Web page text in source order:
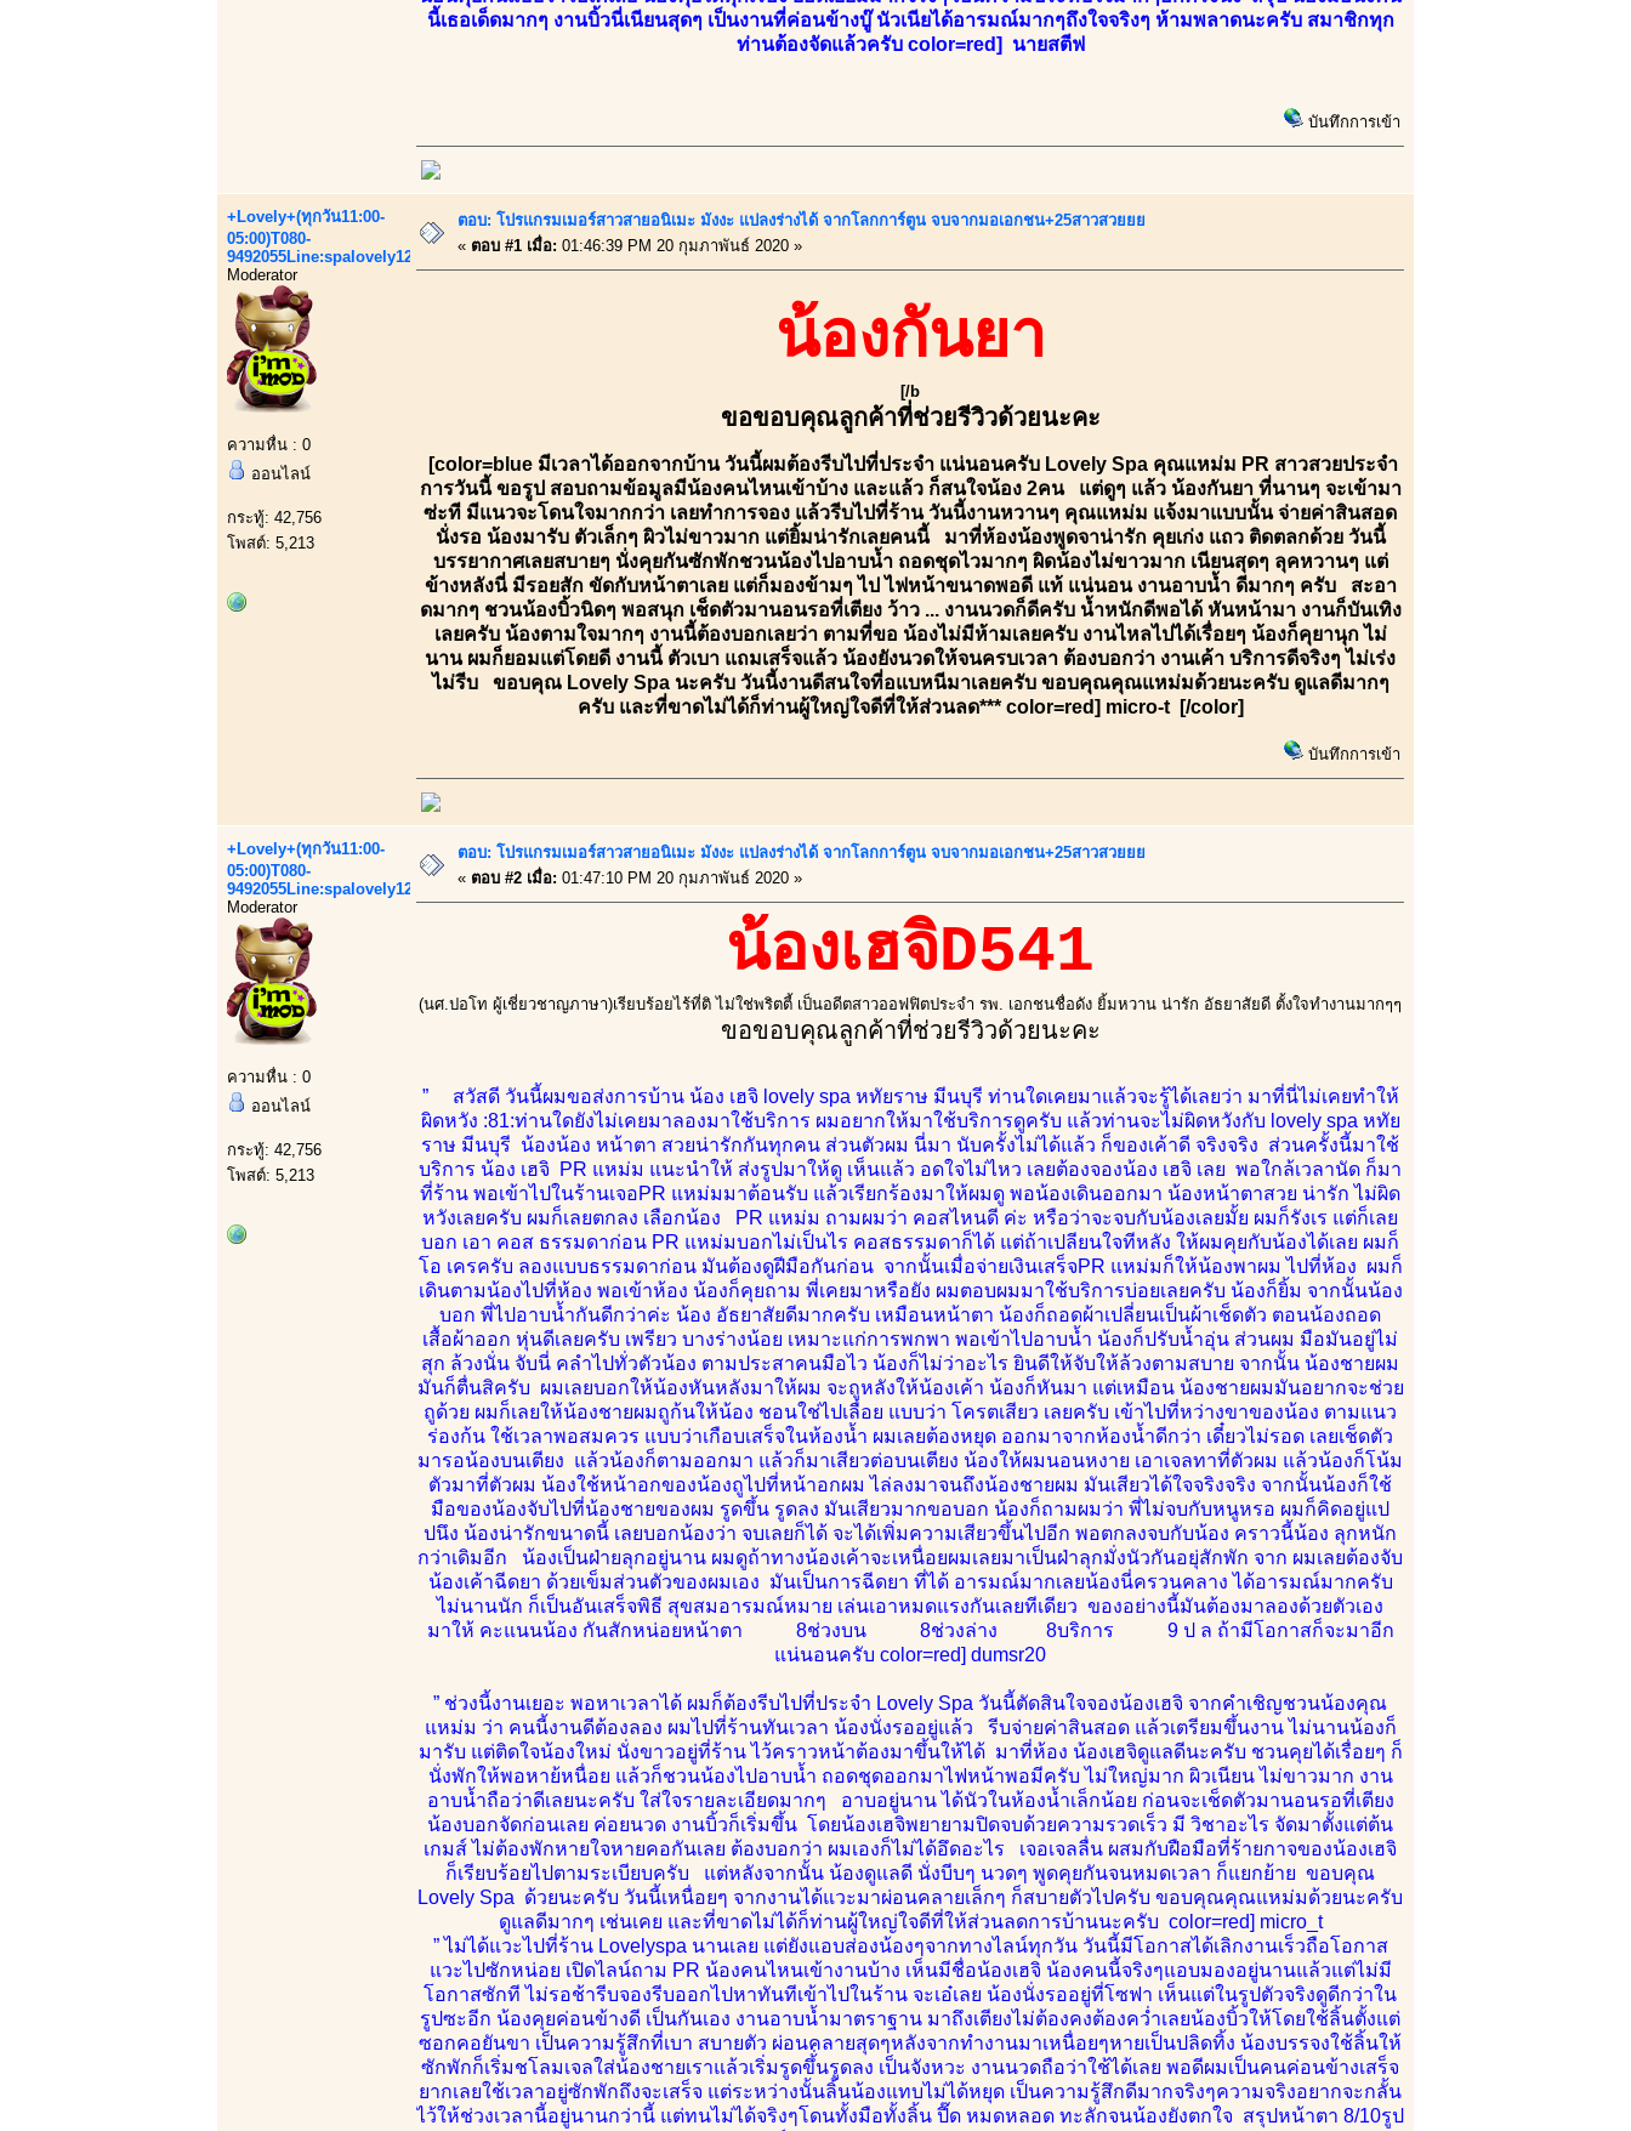
นี้เธอเด็ดมากๆ งานบิ้วนี่เนียนสุดๆ เป็นงานที่ค่อนข้างบู๊ นัวเนียได้อารมณ์มากๆถึงใจจริงๆ ห้ามพลาดนะครับ สมาชิกทุก
ท่านต้องจัดแล้วครับ color=red] นายสตีฟ
บันทึกการเข้า
+Lovely+(ทุกวัน11:00-
05:00)T080-
9492055Line:spalovely123
Moderator
ความหื่น : 0
ออนไลน์
กระทู้: 42,756
โพสต์: 5,213
ตอบ: โปรแกรมเมอร์สาวสายอนิเมะ มังงะ แปลงร่างได้ จากโลกการ์ตูน จบจากมอเอกชน+25สาวสวยยย
« ตอบ #1 เมื่อ: 01:46:39 PM 20 กุมภาพันธ์ 2020 »
น้องกันยา
[/b
ขอขอบคุณลูกค้าที่ช่วยรีวิวด้วยนะคะ
[color=blue มีเวลาได้ออกจากบ้าน วันนี้ผมต้องรีบไปที่ประจำ แน่นอนครับ Lovely Spa คุณแหม่ม PR สาวสวยประจำ
การวันนี้ ขอรูป สอบถามข้อมูลมีน้องคนไหนเข้าบ้าง และแล้ว ก็สนใจน้อง 2คน แต่ดูๆ แล้ว น้องกันยา ที่นานๆ จะเข้ามา
ซ่ะที มีแนวจะโดนใจมากกว่า เลยทำการจอง แล้วรีบไปที่ร้าน วันนี้งานหวานๆ คุณแหม่ม แจ้งมาแบบนั้น จ่ายค่าสินสอด
นั่งรอ น้องมารับ ตัวเล็กๆ ผิวไม่ขาวมาก แต่ยิ้มน่ารักเลยคนนี้ มาที่ห้องน้องพูดจาน่ารัก คุยเก่ง แถว ติดตลกด้วย วันนี้
บรรยากาศเลยสบายๆ นั่งคุยกันซักพักชวนน้องไปอาบน้ำ ถอดชุดไวมากๆ ผิดน้องไม่ขาวมาก เนียนสุดๆ ลุคหวานๆ แต่
ข้างหลังนี่ มีรอยสัก ขัดกับหน้าตาเลย แต่ก็มองข้ามๆ ไป ไฟหน้าขนาดพอดี แท้ แน่นอน งานอาบน้ำ ดีมากๆ ครับ สะอา
ดมากๆ ชวนน้องบิ้วนิดๆ พอสนุก เช็ดตัวมานอนรอที่เตียง ว้าว ... งานนวดก็ดีครับ น้ำหนักดีพอได้ หันหน้ามา งานก็บันเทิง
เลยครับ น้องตามใจมากๆ งานนี้ต้องบอกเลยว่า ตามที่ขอ น้องไม่มีห้ามเลยครับ งานไหลไปได้เรื่อยๆ น้องก็คุยานุก ไม่
นาน ผมก็ยอมแต่โดยดี งานนี้ ตัวเบา แถมเสร็จแล้ว น้องยังนวดให้จนครบเวลา ต้องบอกว่า งานเค้า บริการดีจริงๆ ไม่เร่ง
ไม่รีบ ขอบคุณ Lovely Spa นะครับ วันนี้งานดีสนใจที่อแบหนีมาเลยครับ ขอบคุณคุณแหม่มด้วยนะครับ ดูแลดีมากๆ
ครับ และที่ขาดไม่ได้ก็ท่านผู้ใหญ่ใจดีที่ให้ส่วนลด*** color=red] micro-t [/color]
บันทึกการเข้า
+Lovely+(ทุกวัน11:00-
05:00)T080-
9492055Line:spalovely123
Moderator
ความหื่น : 0
ออนไลน์
กระทู้: 42,756
โพสต์: 5,213
ตอบ: โปรแกรมเมอร์สาวสายอนิเมะ มังงะ แปลงร่างได้ จากโลกการ์ตูน จบจากมอเอกชน+25สาวสวยยย
« ตอบ #2 เมื่อ: 01:47:10 PM 20 กุมภาพันธ์ 2020 »
น้องเฮจิD541
(นศ.ปอโท ผู้เชี่ยวชาญภาษา)เรียบร้อยไร้ที่ติ ไม่ใช่พริตตี้ เป็นอดีตสาวออฟฟิตประจำ รพ. เอกชนชื่อดัง ยิ้มหวาน น่ารัก อัธยาสัยดี ตั้งใจทำงานมากๆๆ
ขอขอบคุณลูกค้าที่ช่วยรีวิวด้วยนะคะ
” สวัสดี วันนี้ผมขอส่งการบ้าน น้อง เฮจิ lovely spa หทัยราษ มีนบุรี ท่านใดเคยมาแล้วจะรู้ได้เลยว่า มาที่นี่ไม่เคยทำให้
ผิดหวัง :81:ท่านใดยังไม่เคยมาลองมาใช้บริการ ผมอยากให้มาใช้บริการดูครับ แล้วท่านจะไม่ผิดหวังกับ lovely spa หทัย
ราษ มีนบุรี น้องน้อง หน้าตา สวยน่ารักกันทุกคน ส่วนตัวผม นี่มา นับครั้งไม่ได้แล้ว ก็ของเค้าดี จริงจริง ส่วนครั้งนี้มาใช้
บริการ น้อง เฮจิ PR แหม่ม แนะนำให้ ส่งรูปมาให้ดู เห็นแล้ว อดใจไม่ไหว เลยต้องจองน้อง เฮจิ เลย พอใกล้เวลานัด ก็มา
ที่ร้าน พอเข้าไปในร้านเจอPR แหม่มมาต้อนรับ แล้วเรียกร้องมาให้ผมดู พอน้องเดินออกมา น้องหน้าตาสวย น่ารัก ไม่ผิด
หวังเลยครับ ผมก็เลยตกลง เลือกน้อง PR แหม่ม ถามผมว่า คอสไหนดี ค่ะ หรือว่าจะจบกับน้องเลยมั้ย ผมก็รังเร แต่ก็เลย
บอก เอา คอส ธรรมดาก่อน PR แหม่มบอกไม่เป็นไร คอสธรรมดาก็ได้ แต่ถ้าเปลียนใจทีหลัง ให้ผมคุยกับน้องได้เลย ผมก็
โอ เครครับ ลองแบบธรรมดาก่อน มันต้องดูฝีมือกันก่อน จากนั้นเมื่อจ่ายเงินเสร็จPR แหม่มก็ให้น้องพาผม ไปที่ห้อง ผมก็
เดินตามน้องไปที่ห้อง พอเข้าห้อง น้องก็คุยถาม พี่เคยมาหรือยัง ผมตอบผมมาใช้บริการบ่อยเลยครับ น้องก็ยิ้ม จากนั้นน้อง
บอก พี่ไปอาบน้ำกันดีกว่าค่ะ น้อง อัธยาสัยดีมากครับ เหมือนหน้าตา น้องก็ถอดผ้าเปลี่ยนเป็นผ้าเช็ดตัว ตอนน้องถอด
เสื้อผ้าออก หุ่นดีเลยครับ เพรียว บางร่างน้อย เหมาะแก่การพกพา พอเข้าไปอาบน้ำ น้องก็ปรับน้ำอุ่น ส่วนผม มือมันอยู่ไม่
สุก ล้วงนั่น จับนี่ คลำไปทั่วตัวน้อง ตามประสาคนมือไว น้องก็ไม่ว่าอะไร ยินดีให้จับให้ล้วงตามสบาย จากนั้น น้องชายผม
มันก็ตื่นสิครับ ผมเลยบอกให้น้องหันหลังมาให้ผม จะถูหลังให้น้องเค้า น้องก็หันมา แต่เหมือน น้องชายผมมันอยากจะช่วย
ถูด้วย ผมก็เลยให้น้องชายผมถูก้นให้น้อง ชอนใช่ไปเลื่อย แบบว่า โครตเสียว เลยครับ เข้าไปที่หว่างขาของน้อง ตามแนว
ร่องก้น ใช้เวลาพอสมควร แบบว่าเกือบเสร็จในห้องน้ำ ผมเลยต้องหยุด ออกมาจากห้องน้ำดีกว่า เดี๋ยวไม่รอด เลยเช็ดตัว
มารอน้องบนเตียง แล้วน้องก็ตามออกมา แล้วก็มาเสียวต่อบนเตียง น้องให้ผมนอนหงาย เอาเจลทาที่ตัวผม แล้วน้องก็โน้ม
ตัวมาที่ตัวผม น้องใช้หน้าอกของน้องถูไปที่หน้าอกผม ไล่ลงมาจนถึงน้องชายผม มันเสียวได้ใจจริงจริง จากนั้นน้องก็ใช้
มือของน้องจับไปที่น้องชายของผม รูดขึ้น รูดลง มันเสียวมากขอบอก น้องก็ถามผมว่า พี่ไม่จบกับหนูหรอ ผมก็คิดอยู่แป
ปนึง น้องน่ารักขนาดนี้ เลยบอกน้องว่า จบเลยก็ได้ จะได้เพิ่มความเสียวขึ้นไปอีก พอตกลงจบกับน้อง คราวนี้น้อง ลุกหนัก
กว่าเดิมอีก น้องเป็นฝ่ายลุกอยู่นาน ผมดูถ้าทางน้องเค้าจะเหนื่อยผมเลยมาเป็นฝ่าลุกมั่งนัวกันอยุ่สักพัก จาก ผมเลยต้องจับ
น้องเค้าฉีดยา ด้วยเข็มส่วนตัวของผมเอง มันเป็นการฉีดยา ที่ได้ อารมณ์มากเลยน้องนี่ครวนคลาง ได้อารมณ์มากครับ
ไม่นานนัก ก็เป็นอันเสร็จพิธี สุขสมอารมณ์หมาย เล่นเอาหมดแรงกันเลยทีเดียว ของอย่างนี้มันต้องมาลองด้วยตัวเอง
มาให้ คะแนนน้อง กันสักหน่อยหน้าตา 8ช่วงบน 8ช่วงล่าง 8บริการ 9 ป ล ถ้ามีโอกาสก็จะมาอีก
แน่นอนครับ color=red] dumsr20
” ช่วงนี้งานเยอะ พอหาเวลาได้ ผมก็ต้องรีบไปที่ประจำ Lovely Spa วันนี้ตัดสินใจจองน้องเฮจิ จากคำเชิญชวนน้องคุณ
แหม่ม ว่า คนนี้งานดีต้องลอง ผมไปที่ร้านทันเวลา น้องนั่งรออยู่แล้ว รีบจ่ายค่าสินสอด แล้วเตรียมขึ้นงาน ไม่นานน้องก็
มารับ แต่ติดใจน้องใหม่ นั่งขาวอยู่ที่ร้าน ไว้คราวหน้าต้องมาขึ้นให้ได้ มาที่ห้อง น้องเฮจิดูแลดีนะครับ ชวนคุยได้เรื่อยๆ ก็
นั่งพักให้พอหาย้หนื่อย แล้วก็ชวนน้องไปอาบน้ำ ถอดชุดออกมาไฟหน้าพอมีครับ ไม่ใหญ่มาก ผิวเนียน ไม่ขาวมาก งาน
อาบน้ำถือว่าดีเลยนะครับ ใส่ใจรายละเอียดมากๆ อาบอยู่นาน ได้นัวในห้องน้ำเล็กน้อย ก่อนจะเช็ดตัวมานอนรอที่เตียง
น้องบอกจัดก่อนเลย ค่อยนวด งานบิ้วก็เริ่มขึ้น โดยน้องเฮจิพยายามปิดจบด้วยความรวดเร็ว มี วิชาอะไร จัดมาตั้งแต่ต้น
เกมส์ ไม่ต้องพักหายใจหายคอกันเลย ต้องบอกว่า ผมเองก็ไม่ได้อึดอะไร เจอเจลลื่น ผสมกับฝือมือที่ร้ายกาจของน้องเฮจิ
ก็เรียบร้อยไปตามระเบียบครับ แต่หลังจากนั้น น้องดูแลดี นั่งบีบๆ นวดๆ พูดคุยกันจนหมดเวลา ก็แยกย้าย ขอบคุณ
Lovely Spa ด้วยนะครับ วันนี้เหนื่อยๆ จากงานได้แวะมาผ่อนคลายเล็กๆ ก็สบายตัวไปครับ ขอบคุณคุณแหม่มด้วยนะครับ
ดูแลดีมากๆ เช่นเคย และที่ขาดไม่ได้ก็ท่านผู้ใหญ่ใจดีที่ให้ส่วนลดการบ้านนะครับ color=red] micro_t
” ไม่ได้แวะไปที่ร้าน Lovelyspa นานเลย แต่ยังแอบส่องน้องๆจากทางไลน์ทุกวัน วันนี้มีโอกาสได้เลิกงานเร็วถือโอกาส
แวะไปซักหน่อย เปิดไลน์ถาม PR น้องคนไหนเข้างานบ้าง เห็นมีชื่อน้องเฮจิ น้องคนนี้จริงๆแอบมองอยู่นานแล้วแต่ไม่มี
โอกาสซักที ไม่รอช้ารีบจองรีบออกไปหาทันทีเข้าไปในร้าน จะเอ๋เลย น้องนั่งรออยู่ที่โซฟา เห็นแต่ในรูปตัวจริงดูดีกว่าใน
รูปซะอีก น้องคุยค่อนข้างดี เป็นกันเอง งานอาบน้ำมาตราฐาน มาถึงเตียงไม่ต้องคงต้องคว่ำเลยน้องบิ้วให้โดยใช้ลิ้นตั้งแต่
ซอกคอยันขา เป็นความรู้สึกที่เบา สบายตัว ผ่อนคลายสุดๆหลังจากทำงานมาเหนื่อยๆหายเป็นปลิดทิ้ง น้องบรรจงใช้ลิ้นให้
ซักพักก็เริ่มชโลมเจลใส่น้องชายเราแล้วเริ่มรูดขึ้่นรูดลง เป็นจังหวะ งานนวดถือว่าใช้ได้เลย พอดีผมเป็นคนค่อนข้างเสร็จ
ยากเลยใช้เวลาอยู่ซักพักถึงจะเสร็จ แต่ระหว่างนั้นลิ้นน้องแทบไม่ได้หยุด เป็นความรู้สึกดีมากจริงๆความจริงอยากจะกลั้น
ไว้ให้ช่วงเวลานี้อยู่นานกว่านี้ แต่ทนไม่ได้จริงๆโดนทั้งมือทั้งลิ้น ปี๊ด หมดหลอด ทะลักจนน้องยังตกใจ สรุปหน้าตา 8/10รูป